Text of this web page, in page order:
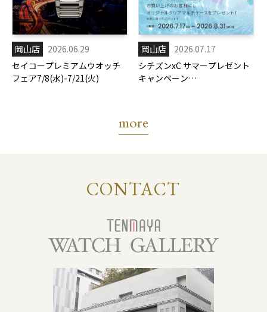
岡山店
2026.06.29
セイコープレミアムウオッチ
フェア7/8(水)-7/21(火)
岡山店
2026.07.17
シチズンxC サマープレゼント
キャンペーン
more
CONTACT